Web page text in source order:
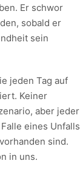
Er schwor
sobald er
sein
jeden Tag auf
Keiner
aber jeder
eines Unfalls
sind.
in uns.